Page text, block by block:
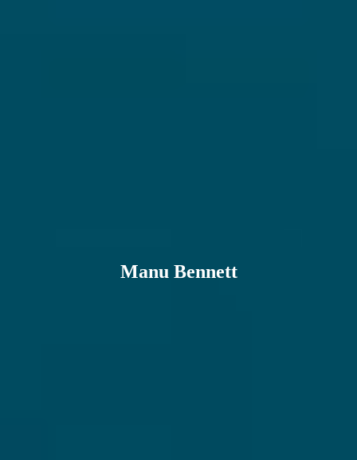
Manu Bennett